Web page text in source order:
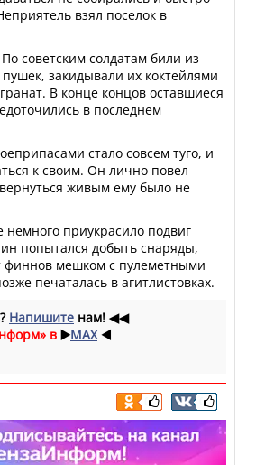
взял поселок в
советским солдатам били из
закидывали их коктейлями
В конце концов оставшиеся
в последнем
стало совсем туго, и
к своим. Он лично повел
живым ему было не
приукрасило подвиг
попытался добыть снаряды,
финнов мешком с пулеметными
печаталась в агитлистовках.
Напишите нам! ◀◀
в ▶️MAX ◀️